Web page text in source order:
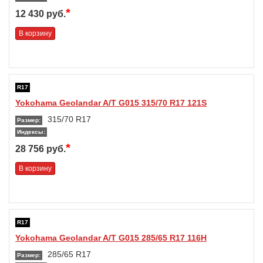
12 430 руб.*
В корзину
R17
Yokohama Geolandar A/T G015 315/70 R17 121S
Размер: 315/70 R17
Индексы:
28 756 руб.*
В корзину
R17
Yokohama Geolandar A/T G015 285/65 R17 116H
Размер: 285/65 R17